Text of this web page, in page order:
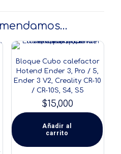
Bloque Cubo calefactor
Hotend Ender 3, Pro / 5,
Ender 3 V2, Creality CR-10
/ CR-10S, S4, S5
$15,000
Añadir al
carrito